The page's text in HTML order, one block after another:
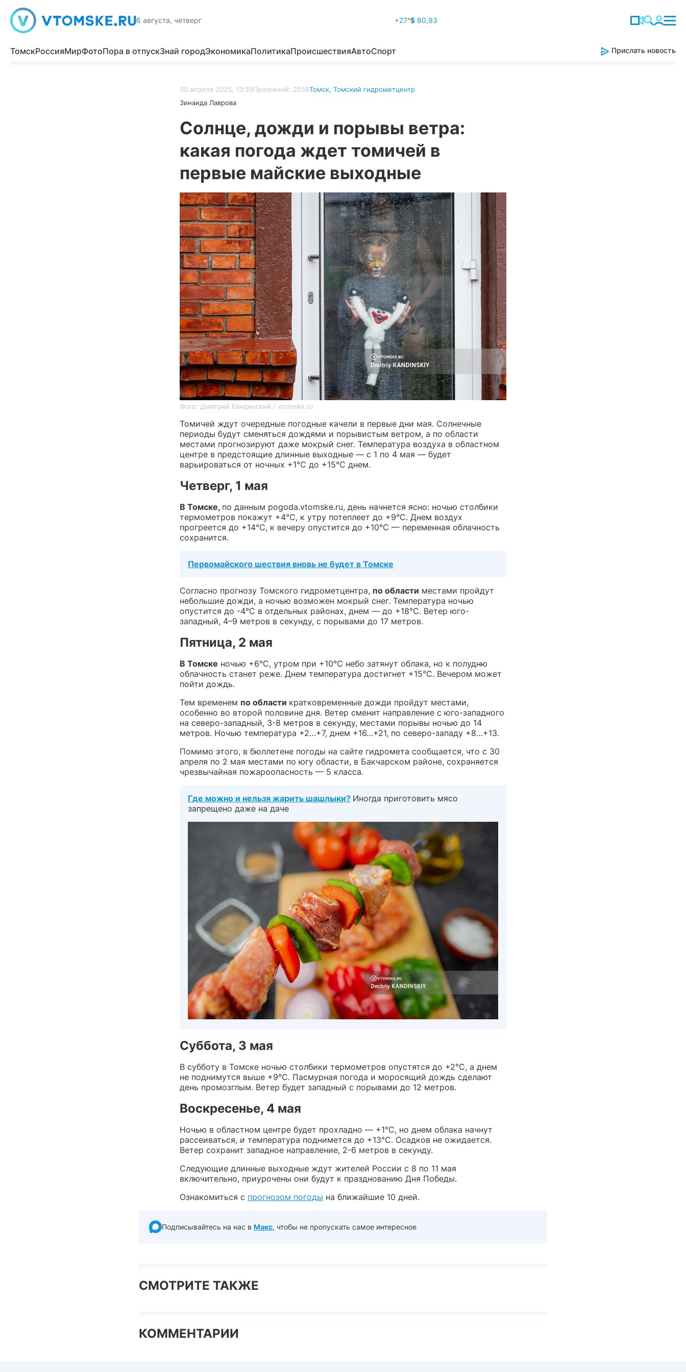
6 августа, четверг +27°$ 80,93
ТомскРоссияМирФотоПора в отпускЗнай городЭкономикаПолитикаПроисшествияАвтоСпорт Прислать новость
30 апреля 2025, 13:59Прочтений: 2556Томск, Томский гидрометцентр
Зинаида Лаврова
Солнце, дожди и порывы ветра:
какая погода ждет томичей в
первые майские выходные
Фото: Дмитрий Кандинский / vtomske.ru
Томичей ждут очередные погодные качели в первые дни мая. Солнечные
периоды будут сменяться дождями и порывистым ветром, а по области
местами прогнозируют даже мокрый снег. Температура воздуха в областном
центре в предстоящие длинные выходные — с 1 по 4 мая — будет
варьироваться от ночных +1°С до +15°С днем.
Четверг, 1 мая
В Томске, по данным pogoda.vtomske.ru, день начнется ясно: ночью столбики
термометров покажут +4°C, к утру потеплеет до +9°C. Днем воздух
прогреется до +14°C, к вечеру опустится до +10°C — переменная облачность
сохранится.
Первомайского шествия вновь не будет в Томске
Согласно прогнозу Томского гидрометцентра, по области местами пройдут
небольшие дожди, а ночью возможен мокрый снег. Температура ночью
опустится до -4°C в отдельных районах, днем — до +18°C. Ветер юго-
западный, 4–9 метров в секунду, с порывами до 17 метров.
Пятница, 2 мая
В Томске ночью +6°C, утром при +10°C небо затянут облака, но к полудню
облачность станет реже. Днем температура достигнет +15°C. Вечером может
пойти дождь.
Тем временем по области кратковременные дожди пройдут местами,
особенно во второй половине дня. Ветер сменит направление с юго-западного
на северо-западный, 3-8 метров в секунду, местами порывы ночью до 14
метров. Ночью температура +2…+7, днем +16…+21, по северо-западу +8…+13.
Помимо этого, в бюллетене погоды на сайте гидромета сообщается, что с 30
апреля по 2 мая местами по югу области, в Бакчарском районе, сохраняется
чрезвычайная пожароопасность — 5 класса.
Где можно и нельзя жарить шашлыки? Иногда приготовить мясо
запрещено даже на даче
Суббота, 3 мая
В субботу в Томске ночью столбики термометров опустятся до +2°C, а днем
не поднимутся выше +9°C. Пасмурная погода и моросящий дождь сделают
день промозглым. Ветер будет западный с порывами до 12 метров.
Воскресенье, 4 мая
Ночью в областном центре будет прохладно — +1°C, но днем облака начнут
рассеиваться, и температура поднимется до +13°C. Осадков не ожидается.
Ветер сохранит западное направление, 2-6 метров в секунду.
Следующие длинные выходные ждут жителей России с 8 по 11 мая
включительно, приурочены они будут к празднованию Дня Победы.
Ознакомиться с прогнозом погоды на ближайшие 10 дней.
Подписывайтесь на нас в Макс, чтобы не пропускать самое интересное
СМОТРИТЕ ТАКЖЕ
КОММЕНТАРИИ